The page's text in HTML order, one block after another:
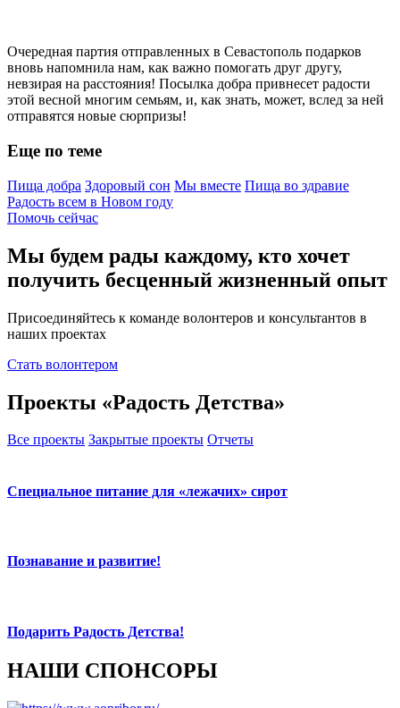
Очередная партия отправленных в Севастополь подарков
вновь напомнила нам, как важно помогать друг другу,
невзирая на расстояния! Посылка добра привнесет радости
этой весной многим семьям, и, как знать, может, вслед за ней
отправятся новые сюрпризы!
Еще по теме
Пища добра Здоровый сон Мы вместе Пища во здравие
Радость всем в Новом году
Помочь сейчас
Мы будем рады каждому, кто хочет
получить бесценный жизненный опыт
Присоединяйтесь к команде волонтеров и консультантов в
наших проектах
Стать волонтером
Проекты «Радость Детства»
Все проекты Закрытые проекты Отчеты
Специальное питание для «лежачих» сирот
Познавание и развитие!
Подарить Радость Детства!
НАШИ СПОНСОРЫ